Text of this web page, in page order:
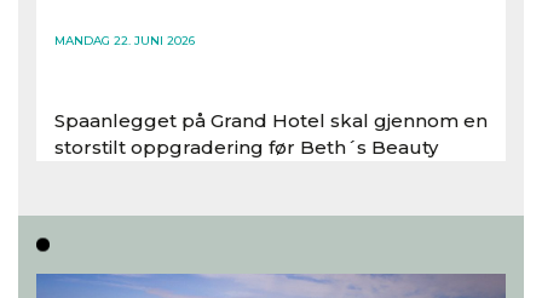
MANDAG 22. JUNI 2026
Spaanlegget på Grand Hotel skal gjennom en
storstilt oppgradering før Beth´s Beauty
Les hele artikkelen